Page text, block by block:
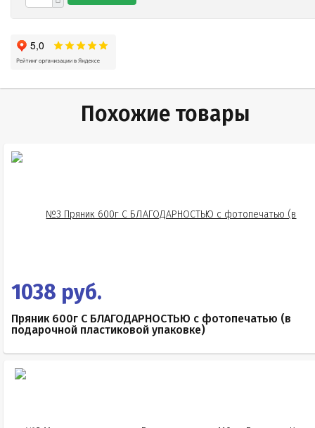
Похожие товары
1038 руб.
Пряник 600г С БЛАГОДАРНОСТЬЮ с фотопечатью (в
подарочной пластиковой упаковке)